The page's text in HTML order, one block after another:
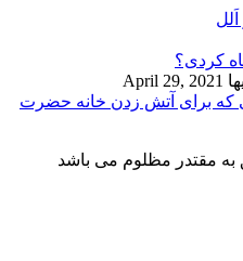
کردی؟
April 29, 2021
که برای آتش زدن خانه حضرت
مقتدر مظلوم می باشد